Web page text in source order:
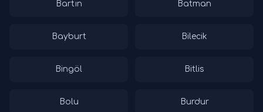
Bartın Batman
Bayburt Bilecik
Bingöl Bitlis
Bolu Burdur